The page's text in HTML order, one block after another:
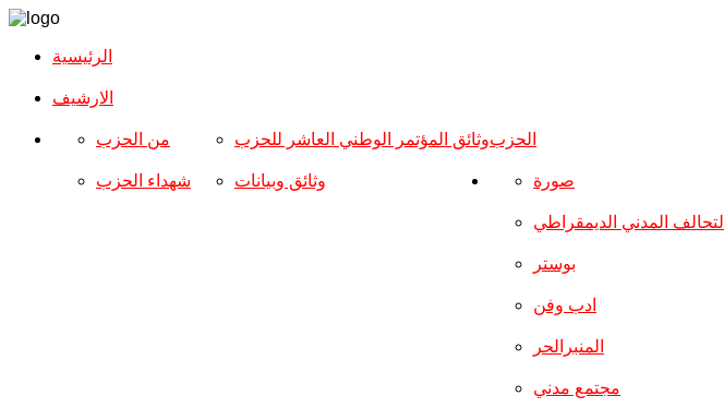
الرئيسية
الارشیف
الحزب من الحزب
شهداء الحزب
وثائق المؤتمر الوطني العاشر للحزب
وثائق وبيانات صورة
التحالف المدني الديمقراطي
بوستر
ادب وفن
المنبرالحر
مجتمع مدني